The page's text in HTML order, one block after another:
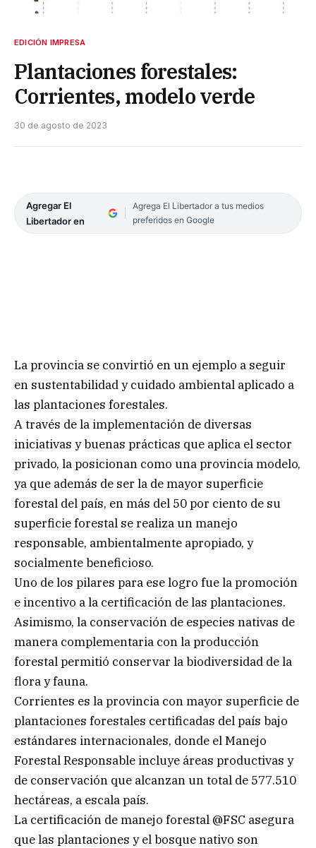
EDICIÓN IMPRESA
Plantaciones forestales:
Corrientes, modelo verde
30 de agosto de 2023
Agregar El
Libertador en
Agrega El Libertador a tus medios
preferidos en Google
La provincia se convirtió en un ejemplo a seguir
en sustentabilidad y cuidado ambiental aplicado a
las plantaciones forestales.
A través de la implementación de diversas
iniciativas y buenas prácticas que aplica el sector
privado, la posicionan como una provincia modelo,
ya que además de ser la de mayor superficie
forestal del país, en más del 50 por ciento de su
superficie forestal se realiza un manejo
responsable, ambientalmente apropiado, y
socialmente beneficioso.
Uno de los pilares para ese logro fue la promoción
e incentivo a la certificación de las plantaciones.
Asimismo, la conservación de especies nativas de
manera complementaria con la producción
forestal permitió conservar la biodiversidad de la
flora y fauna.
Corrientes es la provincia con mayor superficie de
plantaciones forestales certificadas del país bajo
estándares internacionales, donde el Manejo
Forestal Responsable incluye áreas productivas y
de conservación que alcanzan un total de 577.510
hectáreas, a escala país.
La certificación de manejo forestal @FSC asegura
que las plantaciones y el bosque nativo son